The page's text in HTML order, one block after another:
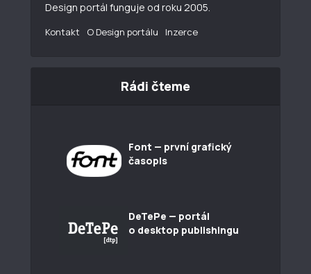
Design portál funguje od roku 2005.
Kontakt O Design portálu Inzerce
Rádi čteme
Font — první grafický
časopis
DeTePe — portál
o desktop publishingu